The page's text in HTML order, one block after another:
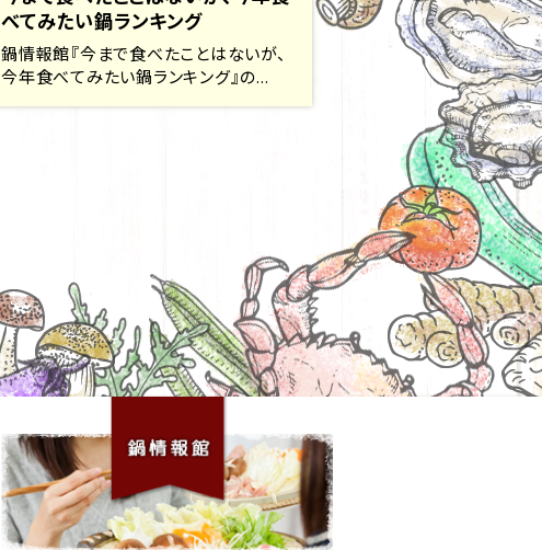
べてみたい鍋ランキング
鍋情報館『今まで食べたことはないが、
今年食べてみたい鍋ランキング』の...